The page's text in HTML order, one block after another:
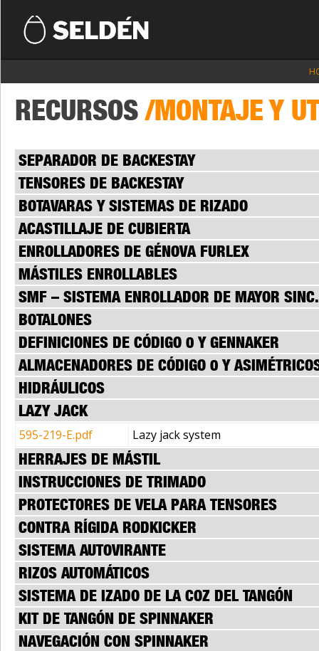
RECURSOS/MONTAJE Y
SEPARADOR DE BACKESTAY
TENSORES DE BACKESTAY
BOTAVARAS Y SISTEMAS DE RIZADO
ACASTILLAJE DE CUBIERTA
ENROLLADORES DE GÉNOVA FURLEX
MÁSTILES ENROLLABLES
SMF – SISTEMA ENROLLADOR DE MAYOR SINC.
BOTALONES
DEFINICIONES DE CÓDIGO 0 Y GENNAKER
ALMACENADORES DE CÓDIGO 0 Y
HIDRÁULICOS
LAZY JACK
595-219-E.pdf Lazy jack system
HERRAJES DE MÁSTIL
INSTRUCCIONES DE TRIMADO
PROTECTORES DE VELA PARA TENSORES
CONTRA RÍGIDA RODKICKER
SISTEMA AUTOVIRANTE
RIZOS AUTOMÁTICOS
SISTEMA DE IZADO DE LA COZ DEL TANGÓN
KIT DE TANGÓN DE SPINNAKER
NAVEGACIÓN CON SPINNAKER